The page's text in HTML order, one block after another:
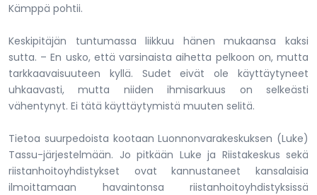
Kämppä pohtii.
Keskipitäjän tuntumassa liikkuu hänen mukaansa kaksi
sutta. – En usko, että varsinaista aihetta pelkoon on, mutta
tarkkaavaisuuteen kyllä. Sudet eivät ole käyttäytyneet
uhkaavasti, mutta niiden ihmisarkuus on selkeästi
vähentynyt. Ei tätä käyttäytymistä muuten selitä.
Tietoa suurpedoista kootaan Luonnonvarakeskuksen (Luke)
Tassu-järjestelmään. Jo pitkään Luke ja Riistakeskus sekä
riistanhoitoyhdistykset ovat kannustaneet kansalaisia
ilmoittamaan havaintonsa riistanhoitoyhdistyksissä